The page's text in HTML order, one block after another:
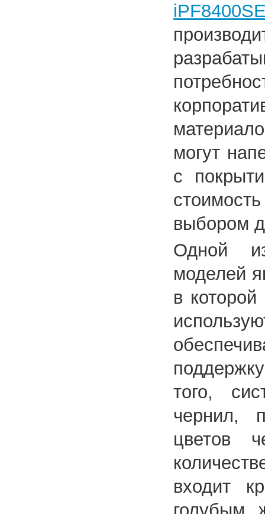
могут
с
выбором
Одной
моделей
в
того,
чернил,
цветов
входит